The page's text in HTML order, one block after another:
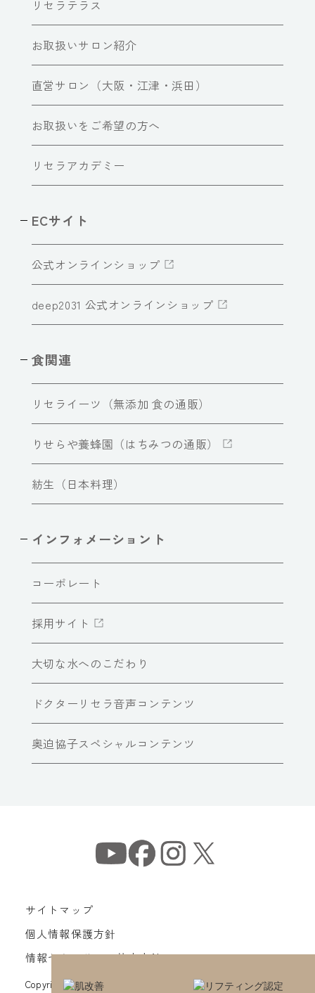
リセラテラス
お取扱いサロン紹介
直営サロン（大阪・江津・浜田）
お取扱いをご希望の方へ
リセラアカデミー
ECサイト
公式オンラインショップ
deep2031 公式オンラインショップ
食関連
リセライーツ（無添加 食の通販）
りせらや養蜂園（はちみつの通販）
紡生（日本料理）
インフォメーショント
コーポレート
採用サイト
大切な水へのこだわり
ドクターリセラ音声コンテンツ
奥迫協子スペシャルコンテンツ
サイトマップ
個人情報保護方針
情報セキュリティ基本方針
Copyright© Dr Recella All Rights Reserved.